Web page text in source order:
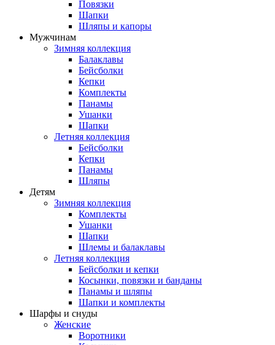
Повязки
Шапки
Шляпы и капоры
Мужчинам
Зимняя коллекция
Балаклавы
Бейсболки
Кепки
Комплекты
Панамы
Ушанки
Шапки
Летняя коллекция
Бейсболки
Кепки
Панамы
Шляпы
Детям
Зимняя коллекция
Комплекты
Ушанки
Шапки
Шлемы и балаклавы
Летняя коллекция
Бейсболки и кепки
Косынки, повязки и банданы
Панамы и шляпы
Шапки и комплекты
Шарфы и снуды
Женские
Воротники